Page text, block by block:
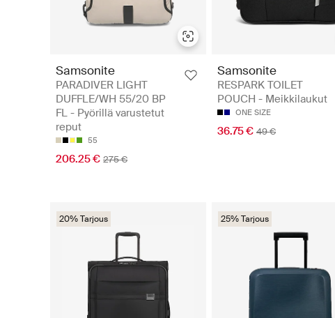
Samsonite
PARADIVER LIGHT
DUFFLE/WH 55/20 BP
FL - Pyörillä varustetut
reput
55
206.25 € 275 €
Samsonite
RESPARK TOILET
POUCH - Meikkilaukut
ONE SIZE
36.75 € 49 €
20% Tarjous 25% Tarjous